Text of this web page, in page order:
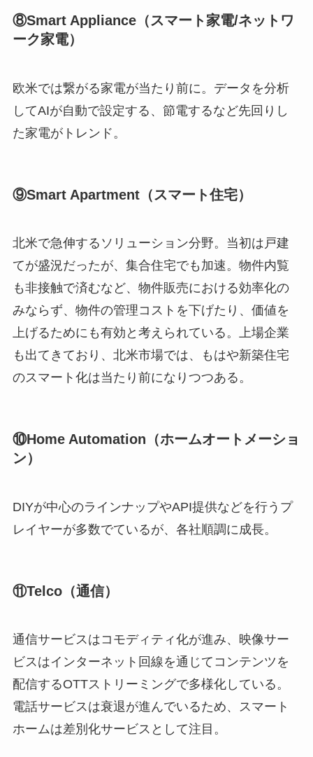
⑧Smart Appliance（スマート家電/ネットワ
ーク家電）
欧米では繋がる家電が当たり前に。データを分析
してAIが自動で設定する、節電するなど先回りし
た家電がトレンド。
⑨Smart Apartment（スマート住宅）
北米で急伸するソリューション分野。当初は戸建
てが盛況だったが、集合住宅でも加速。物件内覧
も非接触で済むなど、物件販売における効率化の
みならず、物件の管理コストを下げたり、価値を
上げるためにも有効と考えられている。上場企業
も出てきており、北米市場では、もはや新築住宅
のスマート化は当たり前になりつつある。
⑩Home Automation（ホームオートメーショ
ン）
DIYが中心のラインナップやAPI提供などを行うプ
レイヤーが多数でているが、各社順調に成長。
⑪Telco（通信）
通信サービスはコモディティ化が進み、映像サー
ビスはインターネット回線を通じてコンテンツを
配信するOTTストリーミングで多様化している。
電話サービスは衰退が進んでいるため、スマート
ホームは差別化サービスとして注目。